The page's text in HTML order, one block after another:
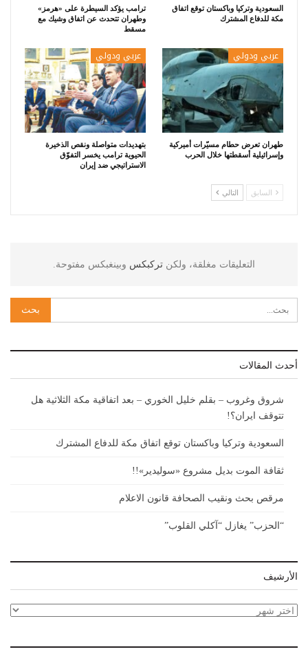
السعودية وتركيا وباكستان توقع اتفاق
مكة للدفاع المشترك
ترامب يؤكد السيطرة على «هرمز»
وطهران تتحدث عن اتفاق وشيك مع
مسقط
عربي ودولي
طهران تعرض حطام مسيّرات أميركية
وإسرائيلية أسقطتها خلال الحرب
عربي ودولي
بتهديدات متواصلة ونقص الذخيرة
الحيوية ترامب يخسر التفوّق
الاستراتيجي ضد إيران
السابق التالي
التعليقات مغلقة، ولكن تركبكس وبينغبكس مفتوحة.
أحدث المقالات
شروق وغروب – بقلم خليل الخوري – بعد اتفاقية مكة الثلاثية هل
تتوقف ايران؟!
السعودية وتركيا وباكستان توقع اتفاق مكة للدفاع المشترك
ثقافة الموت بديل مشروع «سوليدير»!!
مرقص بحث ونقيب الصحافة قانون الاعلام
“الحزب” يغازل “آكلي القلوب”
الأرشيف
الأرشيف